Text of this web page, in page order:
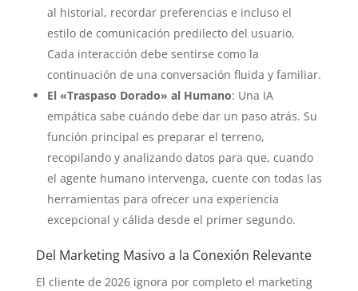
al historial, recordar preferencias e incluso el
estilo de comunicación predilecto del usuario.
Cada interacción debe sentirse como la
continuación de una conversación fluida y familiar.
El «Traspaso Dorado» al Humano: Una IA
empática sabe cuándo debe dar un paso atrás. Su
función principal es preparar el terreno,
recopilando y analizando datos para que, cuando
el agente humano intervenga, cuente con todas las
herramientas para ofrecer una experiencia
excepcional y cálida desde el primer segundo.
Del Marketing Masivo a la Conexión Relevante
El cliente de 2026 ignora por completo el marketing